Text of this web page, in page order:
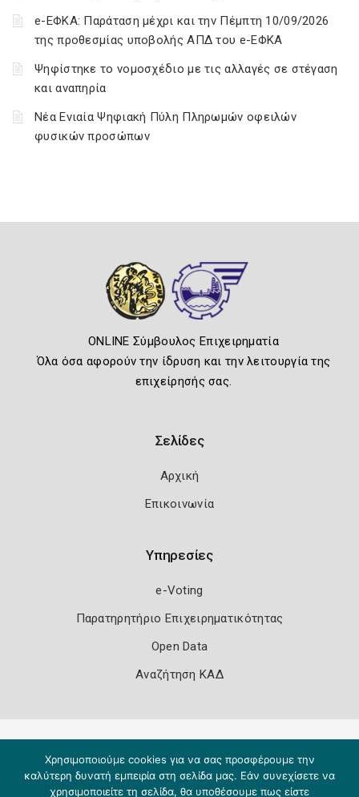
e-ΕΦΚΑ: Παράταση μέχρι και την Πέμπτη 10/09/2026
της προθεσμίας υποβολής ΑΠΔ του e-ΕΦΚΑ
Ψηφίστηκε το νομοσχέδιο με τις αλλαγές σε στέγαση
και αναπηρία
Νέα Ενιαία Ψηφιακή Πύλη Πληρωμών οφειλών
φυσικών προσώπων
ONLINE Σύμβουλος Επιχειρηματία
Όλα όσα αφορούν την ίδρυση και την λειτουργία της
επιχείρησής σας.
Σελίδες
Αρχική
Επικοινωνία
Υπηρεσίες
e-Voting
Παρατηρητήριο Επιχειρηματικότητας
Open Data
Αναζήτηση ΚΑΔ
Χρησιμοποιούμε cookies για να σας προσφέρουμε την
καλύτερη δυνατή εμπειρία στη σελίδα μας. Εάν συνεχίσετε να
χρησιμοποιείτε τη σελίδα, θα υποθέσουμε πως είστε
Copyright 2026 Knowledge A.E.